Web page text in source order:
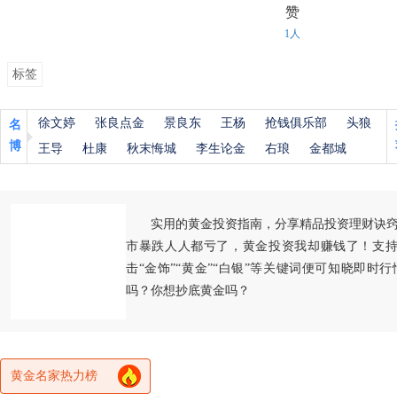
赞
1人
标签
名
博
徐文婷 张良点金 景良东 王杨 抢钱俱乐部
头狼
王导
杜康 秋末悔城 李生论金 右琅 金都城
实用的黄金投资指南，分享精品投资理财诀
市暴跌人人都亏了，黄金投资我却赚钱了！支
击“金饰”“黄金”“白银”等关键词便可知晓即时
吗？你想抄底黄金吗？
黄金名家热力榜